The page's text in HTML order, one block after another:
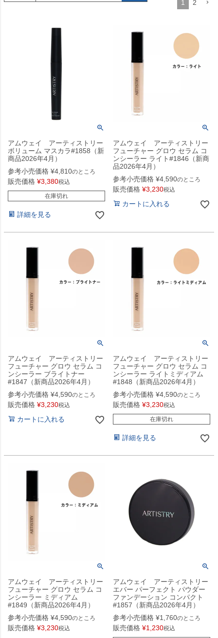
1 2
アムウェイ アーティストリー
ボリューム マスカラ#1858（新
商品2026年4月）
参考小売価格 ¥4,810のところ
販売価格 ¥3,380税込
在庫切れ
詳細を見る
アムウェイ アーティストリー
フューチャー グロウ セラム コ
ンシーラー ライト#1846（新商
品2026年4月）
参考小売価格 ¥4,590のところ
販売価格 ¥3,230税込
カートに入れる
アムウェイ アーティストリー
フューチャー グロウ セラム コ
ンシーラー ブライトナー
#1847（新商品2026年4月）
参考小売価格 ¥4,590のところ
販売価格 ¥3,230税込
カートに入れる
アムウェイ アーティストリー
フューチャー グロウ セラム コ
ンシーラー ライトミディアム
#1848（新商品2026年4月）
参考小売価格 ¥4,590のところ
販売価格 ¥3,230税込
在庫切れ
詳細を見る
アムウェイ アーティストリー
フューチャー グロウ セラム コ
ンシーラー ミディアム
#1849（新商品2026年4月）
参考小売価格 ¥4,590のところ
販売価格 ¥3,230税込
アムウェイ アーティストリー
エバー パーフェクト パウダー
ファンデーション コンパクト
#1857（新商品2026年4月）
参考小売価格 ¥1,760のところ
販売価格 ¥1,230税込